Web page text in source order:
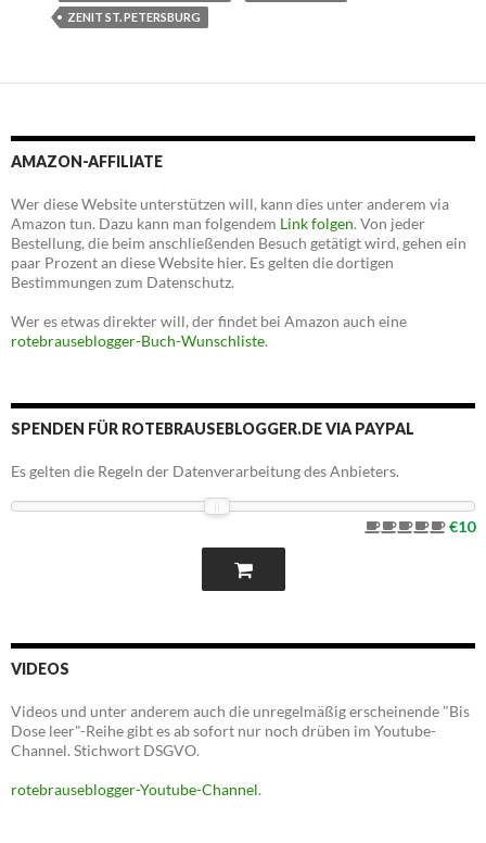
ZENIT ST. PETERSBURG
AMAZON-AFFILIATE
Wer diese Website unterstützen will, kann dies unter anderem via
Amazon tun. Dazu kann man folgendem Link folgen. Von jeder
Bestellung, die beim anschließenden Besuch getätigt wird, gehen ein
paar Prozent an diese Website hier. Es gelten die dortigen
Bestimmungen zum Datenschutz.
Wer es etwas direkter will, der findet bei Amazon auch eine
rotebrauseblogger-Buch-Wunschliste.
SPENDEN FÜR ROTEBRAUSEBLOGGER.DE VIA PAYPAL
Es gelten die Regeln der Datenverarbeitung des Anbieters.
€10
VIDEOS
Videos und unter anderem auch die unregelmäßig erscheinende "Bis
Dose leer"-Reihe gibt es ab sofort nur noch drüben im Youtube-
Channel. Stichwort DSGVO.
rotebrauseblogger-Youtube-Channel.